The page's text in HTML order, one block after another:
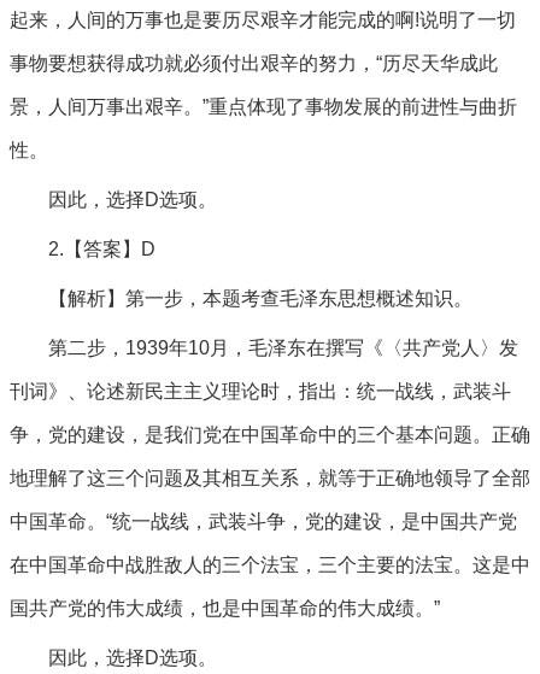
起来，人间的万事也是要历尽艰辛才能完成的啊!说明了一切
事物要想获得成功就必须付出艰辛的努力，“历尽天华成此
景，人间万事出艰辛。”重点体现了事物发展的前进性与曲折
性。
因此，选择D选项。
2.【答案】D
【解析】第一步，本题考查毛泽东思想概述知识。
第二步，1939年10月，毛泽东在撰写《〈共产党人〉发
刊词》、论述新民主主义理论时，指出：统一战线，武装斗
争，党的建设，是我们党在中国革命中的三个基本问题。正确
地理解了这三个问题及其相互关系，就等于正确地领导了全部
中国革命。“统一战线，武装斗争，党的建设，是中国共产党
在中国革命中战胜敌人的三个法宝，三个主要的法宝。这是中
国共产党的伟大成绩，也是中国革命的伟大成绩。”
因此，选择D选项。